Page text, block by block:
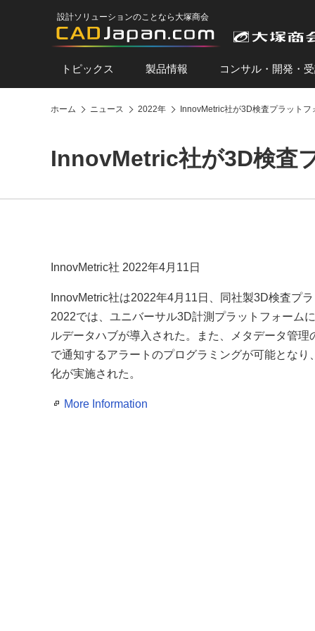
設計ソリューションのことなら大塚商会
トピックス 製品情報 コンサル・開発・
ホーム ニュース 2022年 InnovMetric社が3D検査プラット
InnovMetric社が3D検査
InnovMetric社 2022年4月11日
InnovMetric社は2022年4月11日、同社製3D検査プ
2022では、ユニバーサル3D計測プラットフォーム
ルデータハブが導入された。また、メタデータ管
で通知するアラートのプログラミングが可能とな
化が実施された。
More Information